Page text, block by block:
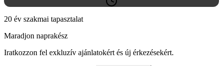
20 év szakmai tapasztalat
Maradjon naprakész
Iratkozzon fel exkluzív ajánlatokért és új érkezésekért.